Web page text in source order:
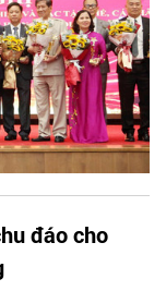
đáo cho